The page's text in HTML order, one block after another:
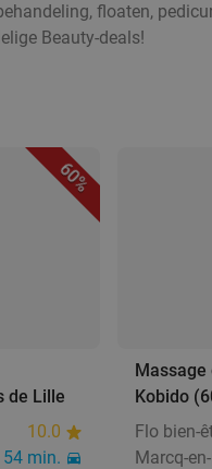
floaten,
Beauty-deals!
60%
de Lille
10.0
54 min.
Massage
Kobido
Flo bien-
Marcq-